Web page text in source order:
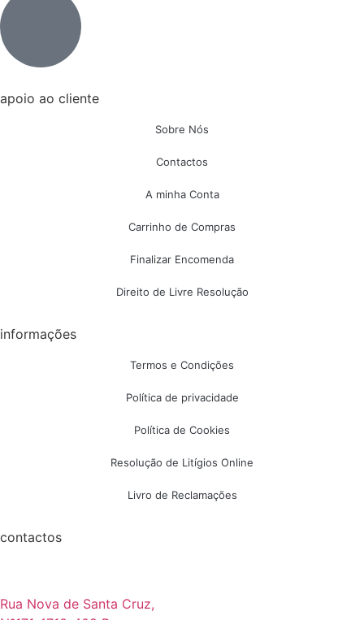
apoio ao cliente
Sobre Nós
Contactos
A minha Conta
Carrinho de Compras
Finalizar Encomenda
Direito de Livre Resolução
informações
Termos e Condições
Política de privacidade
Política de Cookies
Resolução de Litígios Online
Livro de Reclamações
contactos
Rua Nova de Santa Cruz,